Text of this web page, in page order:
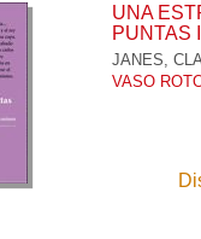
UNA
PUNTAS
JANES,
VASO